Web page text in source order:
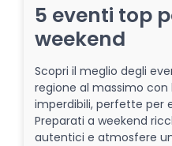
5 eventi top
weekend
Scopri il meglio degli
regione al massimo
imperdibili, perfette per
Preparati a weekend
autentici e atmosfere